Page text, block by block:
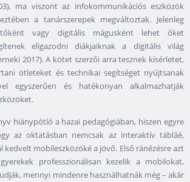
ma viszont az infokommunikációs eszközök
a tanárszerepek megváltoztak. Jelenleg
vagy digitális mágusként lehet őket
eligazodni diákjaiknak a digitális világ
2017). A kötet szerzői arra tesznek kísérletet,
ötleteket és technikai segítséget nyújtsanak
egyszerűen és hatékonyan alkalmazhatják
hiánypótló a hazai pedagógiában, hiszen egyre
az oktatásban nemcsak az interaktív tábláé,
kedvelt mobileszközöké a jövő. Első ránézésre azt
professzionálisan kezelik a mobilokat,
mennyi mindenre használhatnák még – akár